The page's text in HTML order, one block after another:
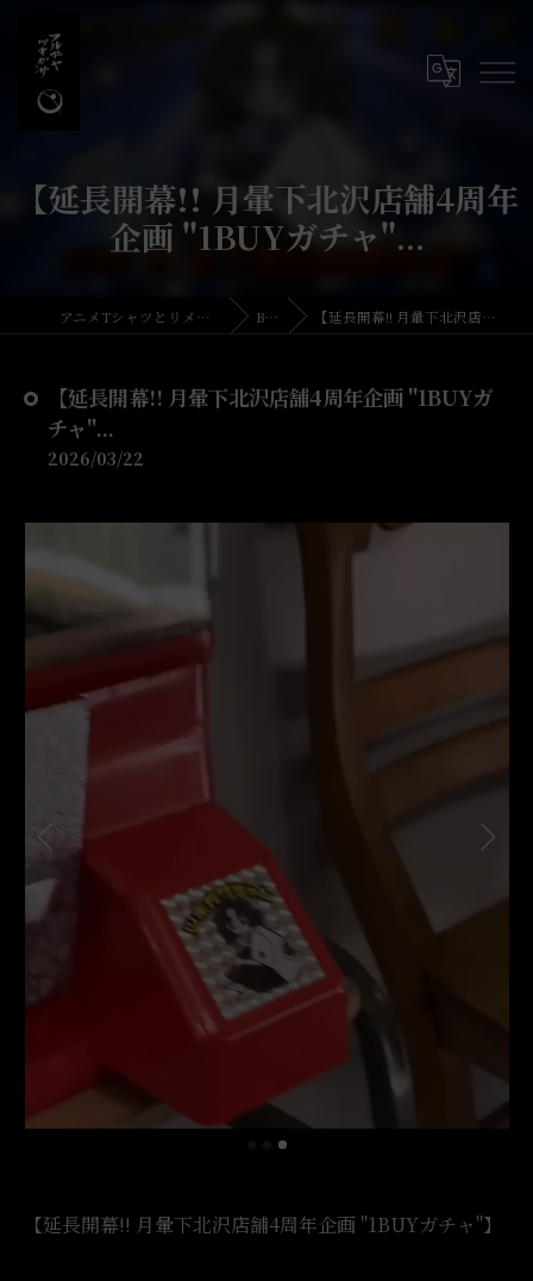
【延長開幕!! 月暈下北沢店舗4周年
企画 "1BUYガチャ"...
アニメTシャツとリメイク・古着の古着屋月暈 BLOG 【延長開幕!! 月暈下北沢店舗4周年企画 "1BUYガチャ"...
【延長開幕!! 月暈下北沢店舗4周年企画 "1BUYガ
チャ"...
2026/03/22
【延長開幕!! 月暈下北沢店舗4周年企画 "1BUYガチャ"】